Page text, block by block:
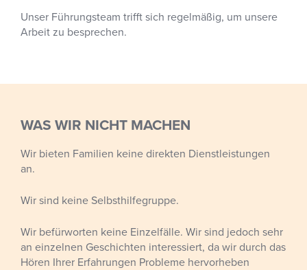
Unser Führungsteam trifft sich regelmäßig, um unsere
Arbeit zu besprechen.
WAS WIR NICHT MACHEN
Wir bieten Familien keine direkten Dienstleistungen
an.
Wir sind keine Selbsthilfegruppe.
Wir befürworten keine Einzelfälle. Wir sind jedoch sehr
an einzelnen Geschichten interessiert, da wir durch das
Hören Ihrer Erfahrungen Probleme hervorheben